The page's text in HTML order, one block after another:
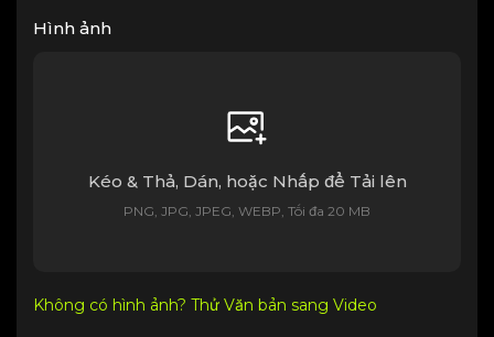
Hình ảnh
Kéo & Thả, Dán, hoặc Nhấp để Tải lên
PNG, JPG, JPEG, WEBP, Tối đa 20 MB
Không có hình ảnh? Thử Văn bản sang Video